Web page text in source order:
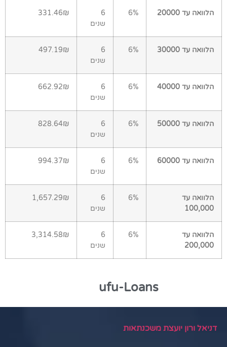
הלוואה עד 20000 6%
6
שנים
331.46₪
הלוואה עד 30000 6%
6
שנים
497.19₪
הלוואה עד 40000 6%
6
שנים
662.92₪
הלוואה עד 50000 6%
6
שנים
828.64₪
הלוואה עד 60000 6%
6
שנים
994.37₪
הלוואה עד
100,000
6%
6
שנים
1,657.29₪
הלוואה עד
200,000
6%
6
שנים
3,314.58₪
ufu-Loans
דניאל ורון יועצת משכנתאות